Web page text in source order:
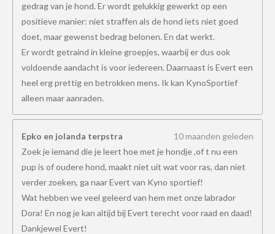
gedrag van je hond. Er wordt gelukkig gewerkt op een
positieve manier: niet straffen als de hond iets niet goed
doet, maar gewenst bedrag belonen. En dat werkt.
Er wordt getraind in kleine groepjes, waarbij er dus ook
voldoende aandacht is voor iedereen. Daarnaast is Evert een
heel erg prettig en betrokken mens. Ik kan KynoSportief
alleen maar aanraden.
Epko en jolanda terpstra
10 maanden geleden
Zoek je iemand die je leert hoe met je hondje ,of t nu een
pup is of oudere hond, maakt niet uit wat voor ras, dan niet
verder zoeken, ga naar Evert van Kyno sportief!
Wat hebben we veel geleerd van hem met onze labrador
Dora! En nog je kan altijd bij Evert terecht voor raad en daad!
Dankjewel Evert!